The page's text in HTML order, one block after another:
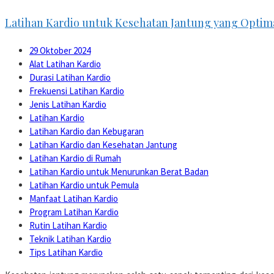
Latihan Kardio untuk Kesehatan Jantung yang
29 Oktober 2024
Alat Latihan Kardio
Durasi Latihan Kardio
Frekuensi Latihan Kardio
Jenis Latihan Kardio
Latihan Kardio
Latihan Kardio dan Kebugaran
Latihan Kardio dan Kesehatan Jantung
Latihan Kardio di Rumah
Latihan Kardio untuk Menurunkan Berat Badan
Latihan Kardio untuk Pemula
Manfaat Latihan Kardio
Program Latihan Kardio
Rutin Latihan Kardio
Teknik Latihan Kardio
Tips Latihan Kardio